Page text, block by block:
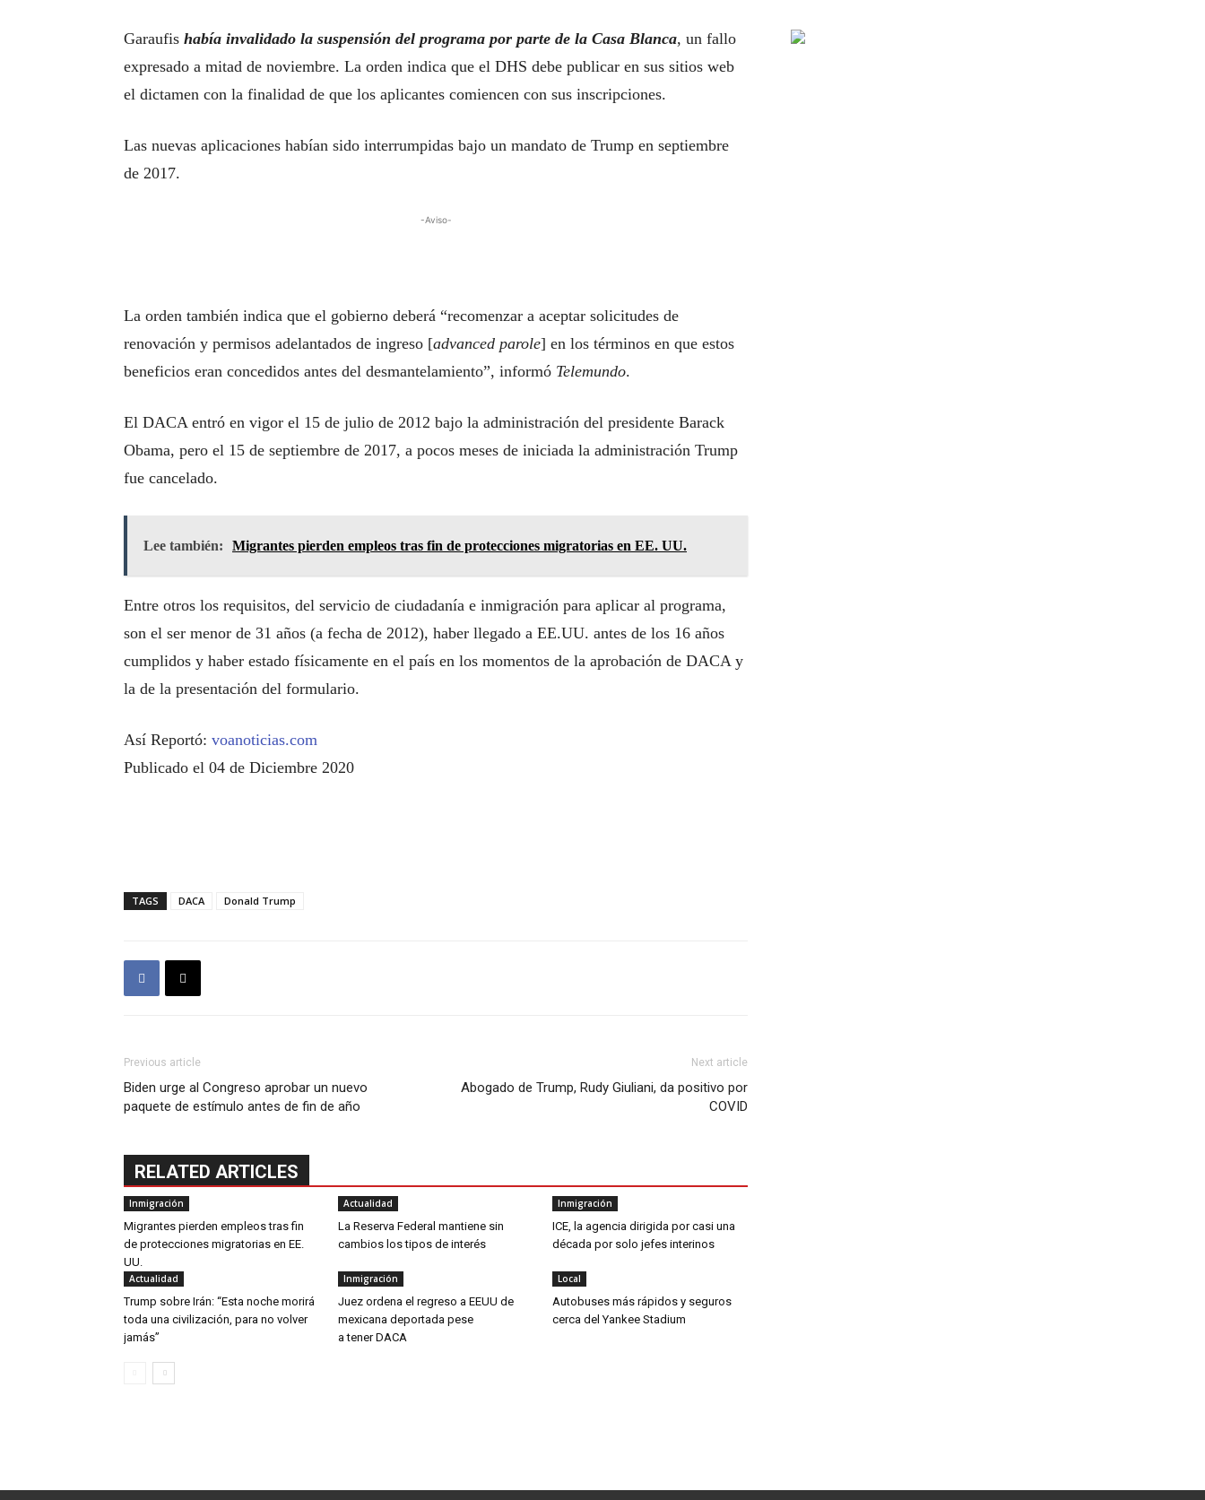
Garaufis había invalidado la suspensión del programa por parte de la Casa Blanca, un fallo
expresado a mitad de noviembre. La orden indica que el DHS debe publicar en sus sitios web
el dictamen con la finalidad de que los aplicantes comiencen con sus inscripciones.
Las nuevas aplicaciones habían sido interrumpidas bajo un mandato de Trump en septiembre
de 2017.
-Aviso-
La orden también indica que el gobierno deberá “recomenzar a aceptar solicitudes de
renovación y permisos adelantados de ingreso [advanced parole] en los términos en que estos
beneficios eran concedidos antes del desmantelamiento”, informó Telemundo.
El DACA entró en vigor el 15 de julio de 2012 bajo la administración del presidente Barack
Obama, pero el 15 de septiembre de 2017, a pocos meses de iniciada la administración Trump
fue cancelado.
Lee también: Migrantes pierden empleos tras fin de protecciones migratorias en EE. UU.
Entre otros los requisitos, del servicio de ciudadanía e inmigración para aplicar al programa,
son el ser menor de 31 años (a fecha de 2012), haber llegado a EE.UU. antes de los 16 años
cumplidos y haber estado físicamente en el país en los momentos de la aprobación de DACA y
la de la presentación del formulario.
Así Reportó: voanoticias.com
Publicado el 04 de Diciembre 2020
TAGS DACA Donald Trump
Previous article
Biden urge al Congreso aprobar un nuevo
paquete de estímulo antes de fin de año
Next article
Abogado de Trump, Rudy Giuliani, da positivo por
COVID
RELATED ARTICLES
Inmigración
Migrantes pierden empleos tras fin
de protecciones migratorias en EE.
UU.
Actualidad
La Reserva Federal mantiene sin
cambios los tipos de interés
Inmigración
ICE, la agencia dirigida por casi una
década por solo jefes interinos
Actualidad
Trump sobre Irán: “Esta noche morirá
toda una civilización, para no volver
jamás”
Inmigración
Juez ordena el regreso a EEUU de
mexicana deportada pese
a tener DACA
Local
Autobuses más rápidos y seguros
cerca del Yankee Stadium